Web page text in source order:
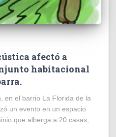
afectó a
habitacional
en el barrio La Florida de la
un evento en un espacio
que alberga a 20 casas,